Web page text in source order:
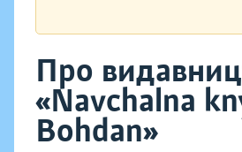
Про
«Navchalna
Bohdan»